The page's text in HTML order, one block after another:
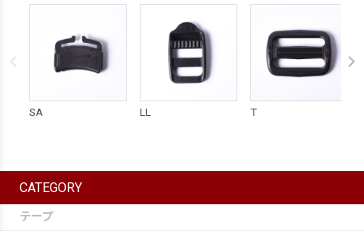
SA LL T
CATEGORY
テープ